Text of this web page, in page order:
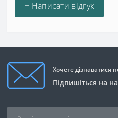
+ Написати відгук
Хочете дізнаватися
Підпишіться на